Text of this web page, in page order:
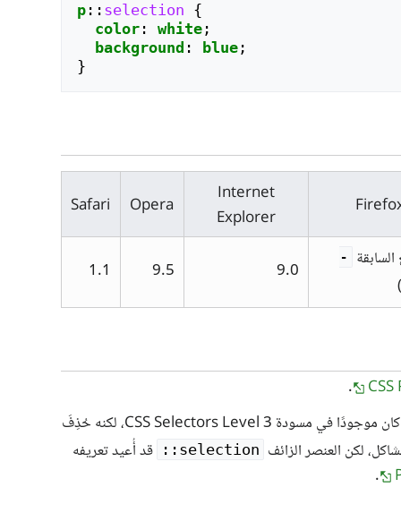
p:: selection {
color: white;
background : blue;
}
Internet
Explorer
Opera
Safari
-
)
9.0
9.5
1.1
.
‎ كان موجودًا في مسودة CSS Selectors Level 3، لكنه حُذِفَ
لكن العنصر الزائف ‎::selection
‎ قد أُعيد تعريفه
.